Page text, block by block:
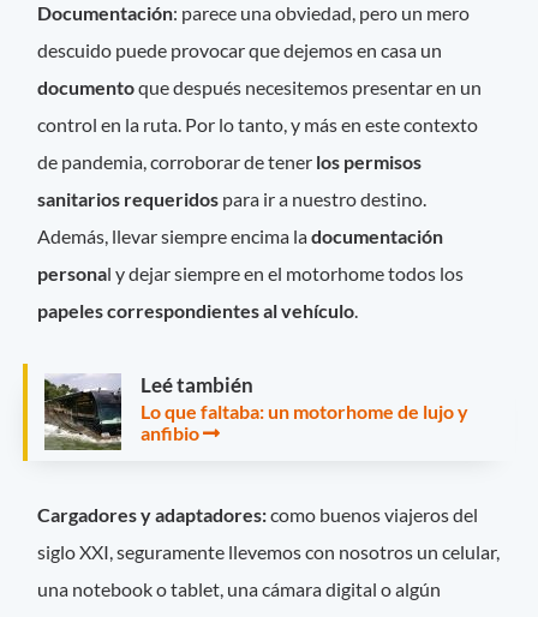
Documentación: parece una obviedad, pero un mero
descuido puede provocar que dejemos en casa un
documentoque después necesitemos presentar en un
control en la ruta. Por lo tanto, y más en este contexto
de pandemia, corroborar de tener los permisos
sanitarios requeridos para ir a nuestro destino.
Además, llevar siempre encima ladocumentación
personal y dejar siempre en el motorhome todos los
papeles correspondientes al vehículo.
Leé también
Lo que faltaba: un motorhome de lujo y
anfibio
Cargadores y adaptadores:como buenos viajeros del
siglo XXI, seguramente llevemos con nosotros un celular,
una notebook o tablet, una cámara digital o algún